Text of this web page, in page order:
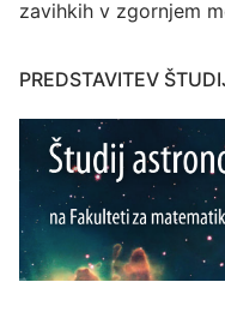
zavihkih v zgornjem
PREDSTAVITEV